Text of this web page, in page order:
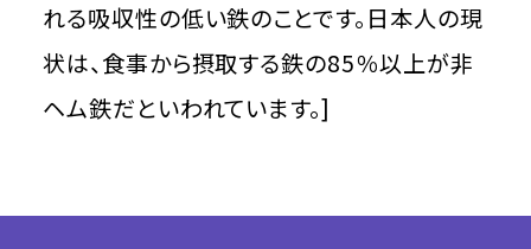
れる吸収性の低い鉄のことです。日本人の現
状は、食事から摂取する鉄の85％以上が非
ヘム鉄だといわれています。]